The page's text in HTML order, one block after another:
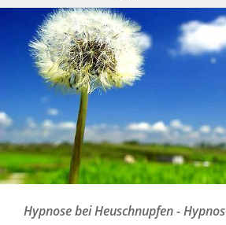
Hypnose bei Heuschnupfen -